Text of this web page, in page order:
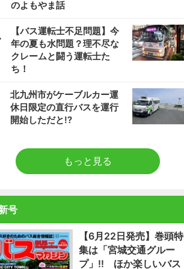
のよもやま話
【バス運転士不足問題】今
年の夏も水問題？理不尽な
クレームと闘う運転士た
ち！
北九州市がケーブルカー運
休日限定の直行バスを運行
開始しただと!?
もっと見る
号
【6月22日発売】巻頭特
集は「宮城交通グルー
プ」!! ほか楽しいバス